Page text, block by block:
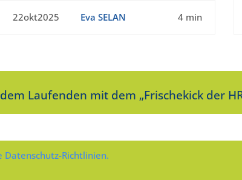
22okt2025 Eva SELAN 4 min
Laufenden mit dem „Frischekick der
Datenschutz-Richtlinien.